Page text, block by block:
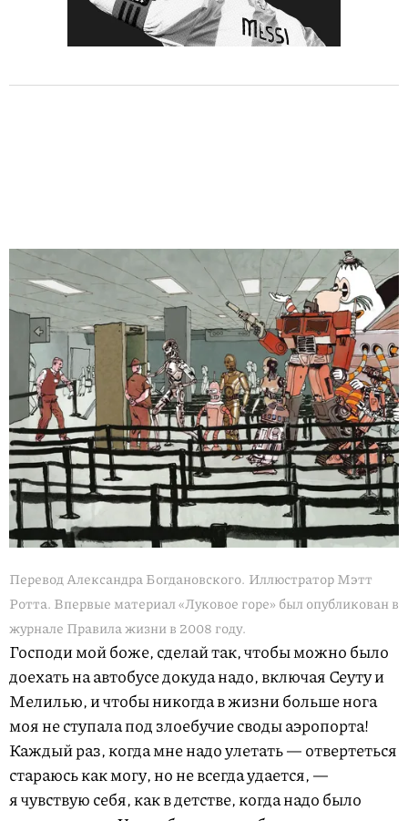
Перевод Александра Богдановского. Иллюстратор Мэтт
Ротта. Впервые материал «Луковое горе» был опубликован в
журнале Правила жизни в 2008 году.
Господи мой боже, сделай так, чтобы можно было
доехать на автобусе докуда надо, включая Сеуту и
Мелилью, и чтобы никогда в жизни больше нога
моя не ступала под злоебучие своды аэропорта!
Каждый раз, когда мне надо улетать — отвертеться
стараюсь как могу, но не всегда удается, —
я чувствую себя, как в детстве, когда надо было